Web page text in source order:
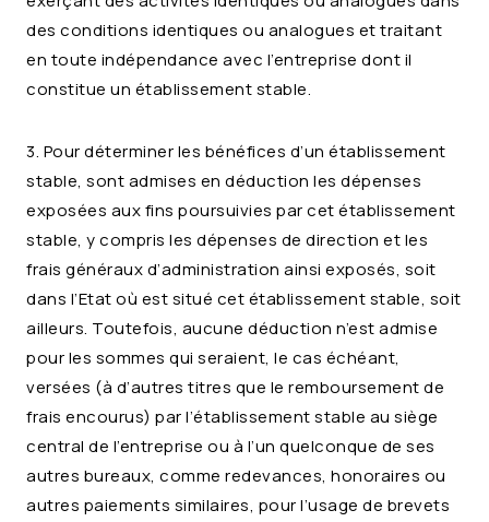
des conditions identiques ou analogues et traitant
en toute indépendance avec l’entreprise dont il
constitue un établissement stable.
3. Pour déterminer les bénéfices d’un établissement
stable, sont admises en déduction les dépenses
exposées aux fins poursuivies par cet établissement
stable, y compris les dépenses de direction et les
frais généraux d’administration ainsi exposés, soit
dans l’Etat où est situé cet établissement stable, soit
ailleurs. Toutefois, aucune déduction n’est admise
pour les sommes qui seraient, le cas échéant,
versées (à d’autres titres que le remboursement de
frais encourus) par l’établissement stable au siège
central de l’entreprise ou à l’un quelconque de ses
autres bureaux, comme redevances, honoraires ou
autres paiements similaires, pour l’usage de brevets